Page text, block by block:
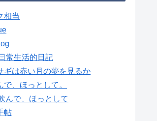
相当
常生活的日記
ギは赤い月の夢を見るか
で、ほっとして。
んで、ほっとして
帖